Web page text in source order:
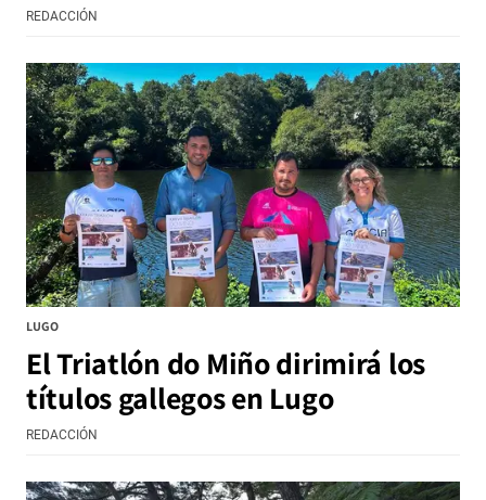
REDACCIÓN
LUGO
El Triatlón do Miño dirimirá los
títulos gallegos en Lugo
REDACCIÓN